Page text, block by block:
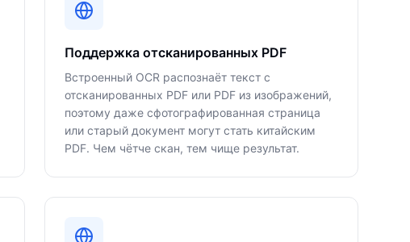
Поддержка отсканированных PDF
Встроенный OCR распознаёт текст с
отсканированных PDF или PDF из изображений,
поэтому даже сфотографированная страница
или старый документ могут стать китайским
PDF. Чем чётче скан, тем чище результат.